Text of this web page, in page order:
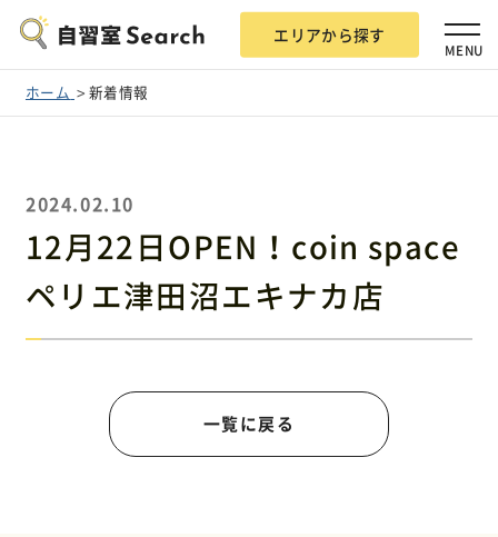
エリアから探す
MENU
自習室Searchとは？
掲載希望の方
広告掲載について
ホーム 新着情報
2024.02.10
12月22日OPEN！coin space
ペリエ津田沼エキナカ店
一覧に戻る